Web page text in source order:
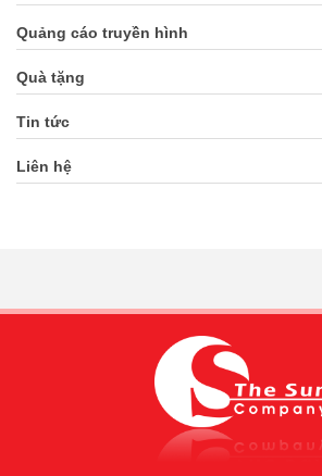
Quảng cáo truyền hình
Quà tặng
Tin tức
Liên hệ